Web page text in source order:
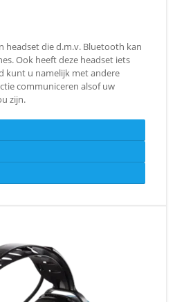
headset die d.m.v. Bluetooth kan
Ook heeft deze headset iets
kunt u namelijk met andere
communiceren alsof uw
zijn.